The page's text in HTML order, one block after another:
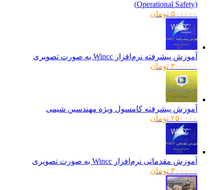
۵۰۰۰۰۰ تومان
آموزش پیشرفته نرم‌افزار Wincc به صورت تصویری
۳۰۰۰۰۰ تومان
آموزش پیشرفته کامسول ویژه مهندسین شیمی
۲۵۰۰۰۰ تومان
آموزش مقدماتی نرم‌افزار Wincc به صورت تصویری
۳۰۰۰۰۰ تومان